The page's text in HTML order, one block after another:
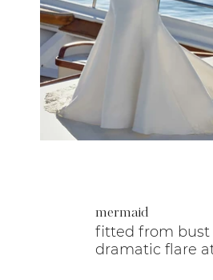
mermaid
fitted from bust
dramatic flare